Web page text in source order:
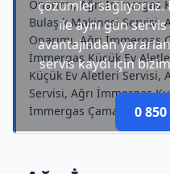
çözümler
ile aynı gün
avantajından
servis kaydı için
0
Onarımı, Ağrı
Bulaşık Makinesi Servisi,
Onarımı, Ağrı İmmergas
İmmergas Küçük Ev
Küçük Ev Aletleri Servisi,
Servisi, Ağrı İmmergas
İmmergas Çamaşır